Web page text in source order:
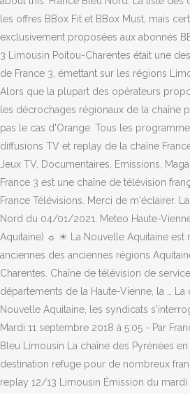
les offres BBox Fit et BBox Must, mais
exclusivement proposées aux abonnés
3 Limousin Poitou-Charentes était une
de France 3, émettant sur les régions
Alors que la plupart des opérateurs
les décrochages régionaux de la chaîne
pas le cas d'Orange. Tous les
diffusions TV et replay de la chaîne
Jeux TV, Documentaires, Emissions,
France 3 est une chaîne de télévision
France Télévisions. Merci de m'éclairer.
Nord du 04/01/2021. Meteo Haute-
Aquitaine) ☼ ☀ La Nouvelle Aquitaine est
anciennes des anciennes régions
Charentes. Chaîne de télévision de
départements de la Haute-Vienne, la …
Nouvelle Aquitaine, les syndicats
Mardi 11 septembre 2018 à 5:05 - Par
Bleu Limousin La chaîne des Pyrénées
destination refuge pour de nombreux
replay 12/13 Limousin Émission du